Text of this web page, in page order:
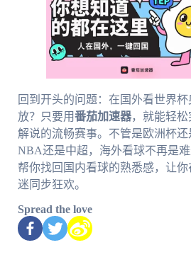
回到开头的问题：在国外看世界
放？只要用番茄加速器，就能轻
解说的流畅赛事。不管是欧洲杯
NBA还是中超，海外看球不再是
帮你找回国内看球的熟悉感，让
迷同步狂欢。
Spread the love